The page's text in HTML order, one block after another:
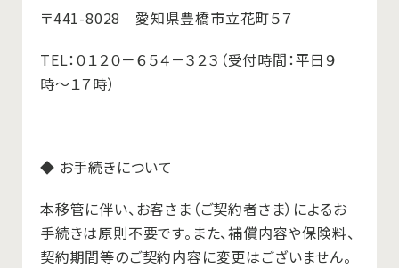
〒441-8028 愛知県豊橋市立花町５７
TEL：０１２０－６５４－３２３（受付時間：平日９
時〜１７時）
◆ お手続きについて
本移管に伴い、お客さま（ご契約者さま）によるお
手続きは原則不要です。また、補償内容や保険料、
契約期間等のご契約内容に変更はございません。